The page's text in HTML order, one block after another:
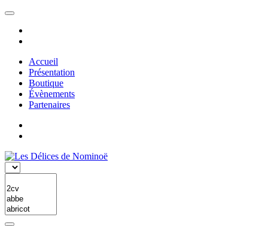
Accueil
Présentation
Boutique
Évènements
Partenaires